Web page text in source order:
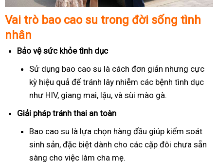
Vai trò bao cao su trong đời sống tình
nhân
Bảo vệ sức khỏe tình dục
Sử dụng bao cao su là cách đơn giản nhưng cực
kỳ hiệu quả để tránh lây nhiễm các bệnh tình dục
như HIV, giang mai, lậu, và sùi mào gà.
Giải pháp tránh thai an toàn
Bao cao su là lựa chọn hàng đầu giúp kiểm soát
sinh sản, đặc biệt dành cho các cặp đôi chưa sẵn
sàng cho việc làm cha mẹ.